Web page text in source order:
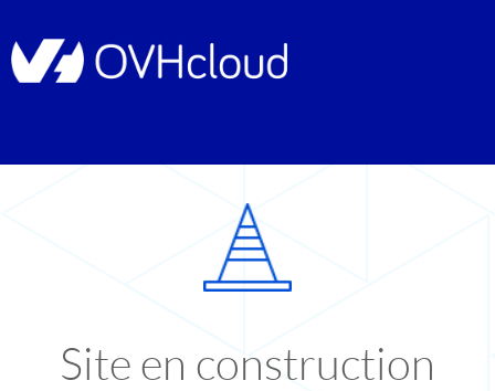
Site en construction